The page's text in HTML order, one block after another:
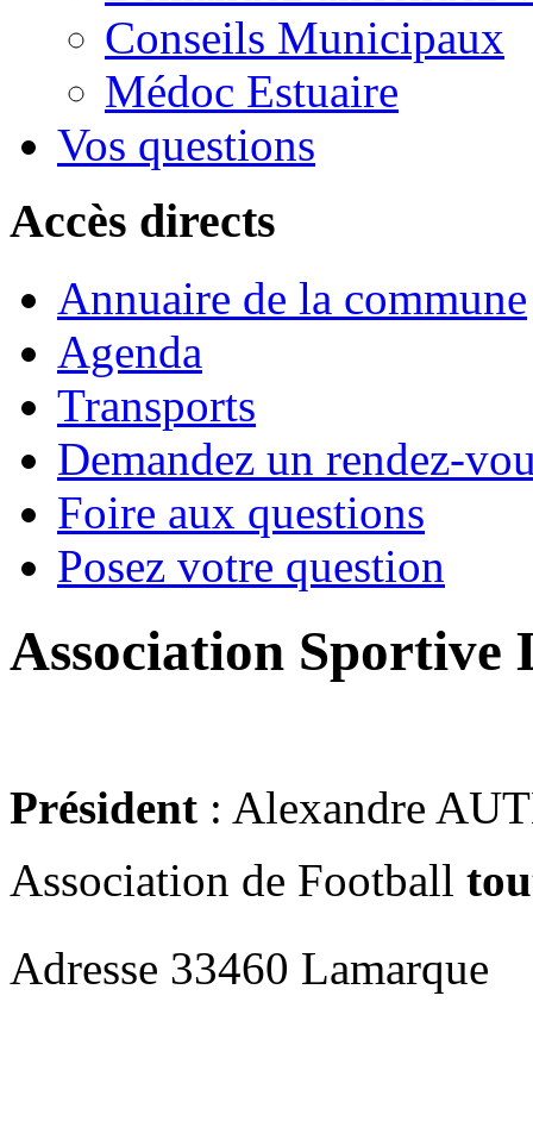
Conseils Municipaux
Médoc Estuaire
Vos questions
Accès directs
Annuaire de la commune
Agenda
Transports
Demandez un rendez-
Foire aux questions
Posez votre question
Association Sportive
Président : Alexandre
Association de Football
Adresse 33460 Lamarque